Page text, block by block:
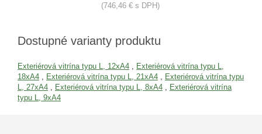
(746,46 € s DPH)
Dostupné varianty produktu
Exteriérová vitrína typu L, 12xA4
Exteriérová vitrína typu L,
18xA4
Exteriérová vitrína typu L, 21xA4
Exteriérová vitrína typu
L, 27xA4
Exteriérová vitrína typu L, 8xA4
Exteriérová vitrína
typu L, 9xA4